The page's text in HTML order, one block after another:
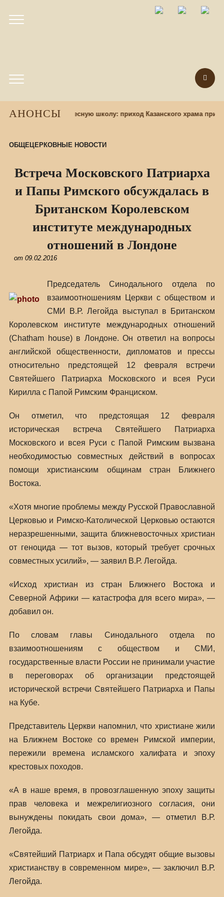
АНОНСЫ
учащихся в воскресную школу: приход Казанского храма
ОБЩЕЦЕРКОВНЫЕ НОВОСТИ
Встреча Московского Патриарха
и Папы Римского обсуждалась в
Британском Королевском
институте международных
отношений в Лондоне
от 09.02.2016
Председатель Синодального отдела по
взаимоотношениям Церкви с обществом и
СМИ В.Р. Легойда выступал в Британском
Королевском институте международных отношений
(Chatham house) в Лондоне.Он ответил на вопросы
английской общественности, дипломатов и прессы
относительно предстоящей 12 февраля встречи
Святейшего Патриарха Московского и всея Руси
Кирилла с Папой Римским Франциском.
Он отметил, что предстоящая 12 февраля
историческая встреча Святейшего Патриарха
Московского и всея Руси с Папой Римским вызвана
необходимостью совместных действий в вопросах
помощи христианским общинам стран Ближнего
Востока.
«Хотя многие проблемы между Русской Православной
Церковью и Римско-Католической Церковью остаются
неразрешенными, защита ближневосточных христиан
от геноцида — тот вызов, который требует срочных
совместных усилий», — заявил В.Р. Легойда.
«Исход христиан из стран Ближнего Востока и
Северной Африки — катастрофа для всего мира», —
добавил он.
По словам главы Синодального отдела по
взаимоотношениям с обществом и СМИ,
государственные власти России не принимали участие
в переговорах об организации предстоящей
исторической встречи Святейшего Патриарха и Папы
на Кубе.
Представитель Церкви напомнил, что христиане жили
на Ближнем Востоке со времен Римской империи,
пережили времена исламского халифата и эпоху
крестовых походов.
«А в наше время, в провозглашенную эпоху защиты
прав человека и межрелигиозного согласия, они
вынуждены покидать свои дома», — отметил В.Р.
Легойда.
«Святейший Патриарх и Папа обсудят общие вызовы
христианству в современном мире», — заключил В.Р.
Легойда.